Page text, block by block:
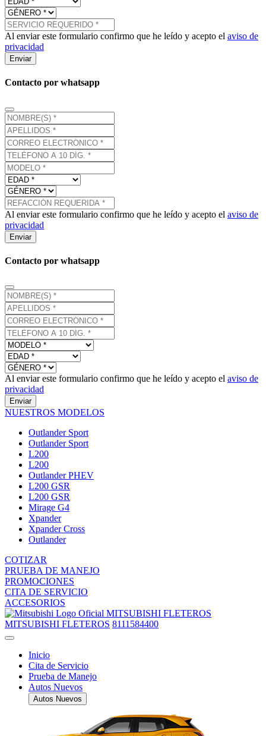
Al enviar este formulario confirmo que he leído y acepto el aviso de
privacidad
Enviar
Contacto por whatsapp
Al enviar este formulario confirmo que he leído y acepto el aviso de
privacidad
Enviar
Contacto por whatsapp
Al enviar este formulario confirmo que he leído y acepto el aviso de
privacidad
Enviar
NUESTROS MODELOS
Outlander Sport
Outlander Sport
L200
L200
Outlander PHEV
L200 GSR
L200 GSR
Mirage G4
Xpander
Xpander Cross
Outlander
COTIZAR
PRUEBA DE MANEJO
PROMOCIONES
CITA DE SERVICIO
ACCESORIOS
MITSUBISHI FLETEROS
MITSUBISHI FLETEROS 8111584400
Inicio
Cita de Servicio
Prueba de Manejo
Autos Nuevos
Autos Nuevos